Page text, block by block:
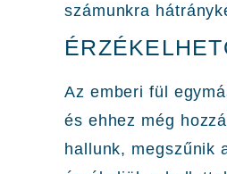
számunkra
Az emberi fül
és ehhez még
hallunk, megszűnik